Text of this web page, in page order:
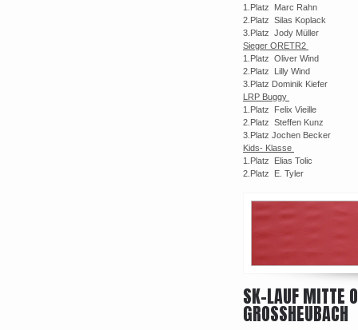
1.Platz Marc Rahn
2.Platz Silas Koplack
3.Platz Jody Müller
Sieger ORETR2
1.Platz Oliver Wind
2.Platz Lilly Wind
3.Platz Dominik Kiefer
LRP Buggy
1.Platz Felix Vieille
2.Platz Steffen Kunz
3.Platz Jochen Becker
Kids- Klasse
1.Platz Elias Tolic
2.Platz E. Tyler
SK-LAUF MITTE
GROSSHEUBACH